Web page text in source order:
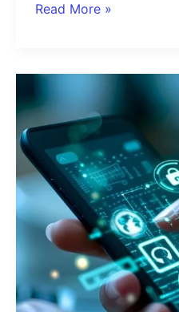
Read More »
La
Importancia
de
un
Sitio
Web